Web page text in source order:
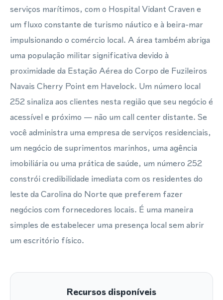
serviços marítimos, com o Hospital Vidant Craven e
um fluxo constante de turismo náutico e à beira-mar
impulsionando o comércio local. A área também abriga
uma população militar significativa devido à
proximidade da Estação Aérea do Corpo de Fuzileiros
Navais Cherry Point em Havelock. Um número local
252 sinaliza aos clientes nesta região que seu negócio é
acessível e próximo — não um call center distante. Se
você administra uma empresa de serviços residenciais,
um negócio de suprimentos marinhos, uma agência
imobiliária ou uma prática de saúde, um número 252
constrói credibilidade imediata com os residentes do
leste da Carolina do Norte que preferem fazer
negócios com fornecedores locais. É uma maneira
simples de estabelecer uma presença local sem abrir
um escritório físico.
Recursos disponíveis